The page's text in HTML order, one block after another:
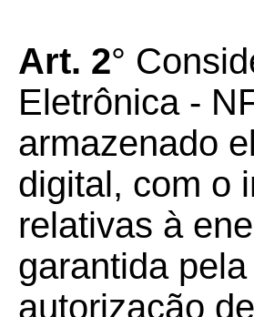
Art. 2°
Eletrônica -
armazenado
digital, com o
relativas à
garantida
autorização